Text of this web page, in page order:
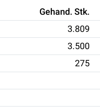
Gehand. Stk.
3.809
3.500
275